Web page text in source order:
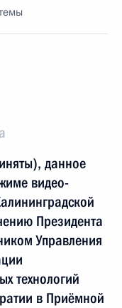
данное
видео-
Президента
Управления
технологий
в Приёмной